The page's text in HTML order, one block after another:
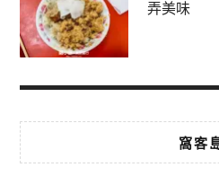
弄美味
窩客